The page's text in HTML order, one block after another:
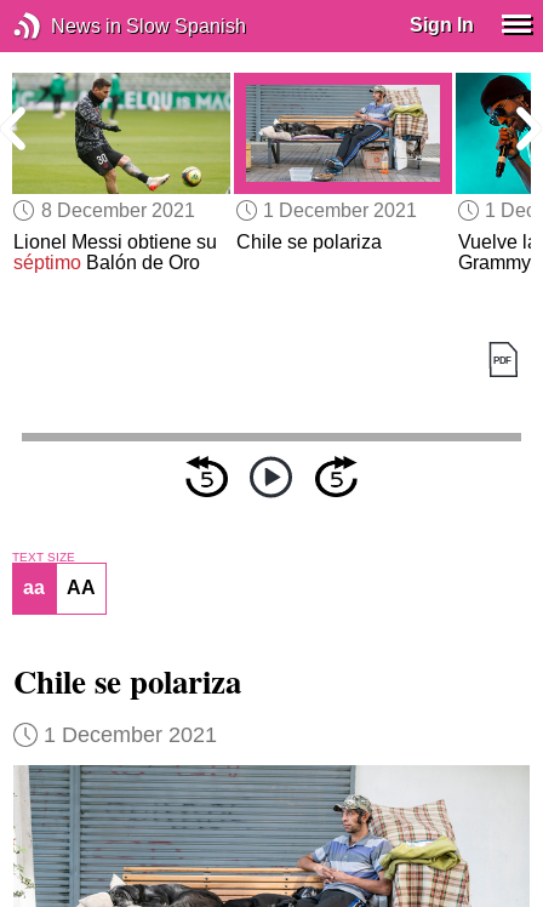
News in Slow Spanish Sign In
8 December 2021
Lionel Messi obtiene su
séptimo Balón de Oro
1 December 2021
Chile se polariza
1
Vuelve la
Grammy
TEXT SIZE
aa AA
Chile se polariza
1 December 2021